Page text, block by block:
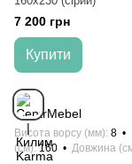
7 200 грн
Купити
Висота ворсу (мм) 8
(см) 160 Довжина